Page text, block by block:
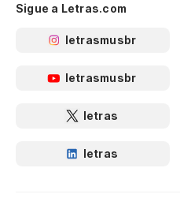
Sigue a Letras.com
letrasmusbr
letrasmusbr
letras
letras